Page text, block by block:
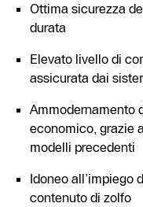
Ottima sicurezza
durata
Elevato livello di
assicurata dai
Ammodernamento
economico, grazie
modelli precedenti
Idoneo all’impiego
contenuto di zolfo